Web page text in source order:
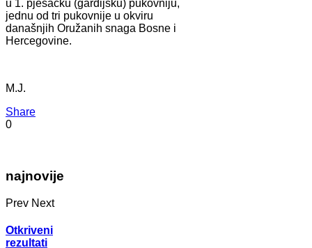
u 1. pješačku (gardijsku) pukovniju,
jednu od tri pukovnije u okviru
današnjih Oružanih snaga Bosne i
Hercegovine.
M.J.
Share
0
najnovije
Prev Next
Otkriveni
rezultati